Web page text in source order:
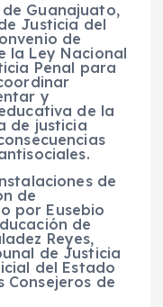
Guanajuato,
Justicia del
de
la Ley Nacional
Penal para
y
de la
de justicia
de
de
por Eusebio
de
Reyes,
de Justicia
del Estado
Consejeros de